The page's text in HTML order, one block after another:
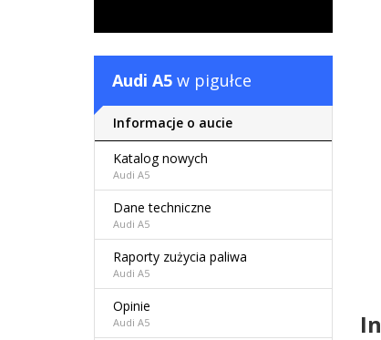
Audi A5 w pigułce
Informacje o aucie
Katalog nowych
Audi A5
Dane techniczne
Audi A5
Raporty zużycia paliwa
Audi A5
Opinie
Audi A5